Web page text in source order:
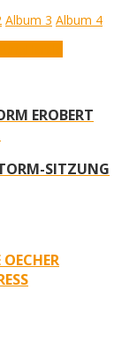
Album 3 Album 4
EROBERT
SITZUNG
B